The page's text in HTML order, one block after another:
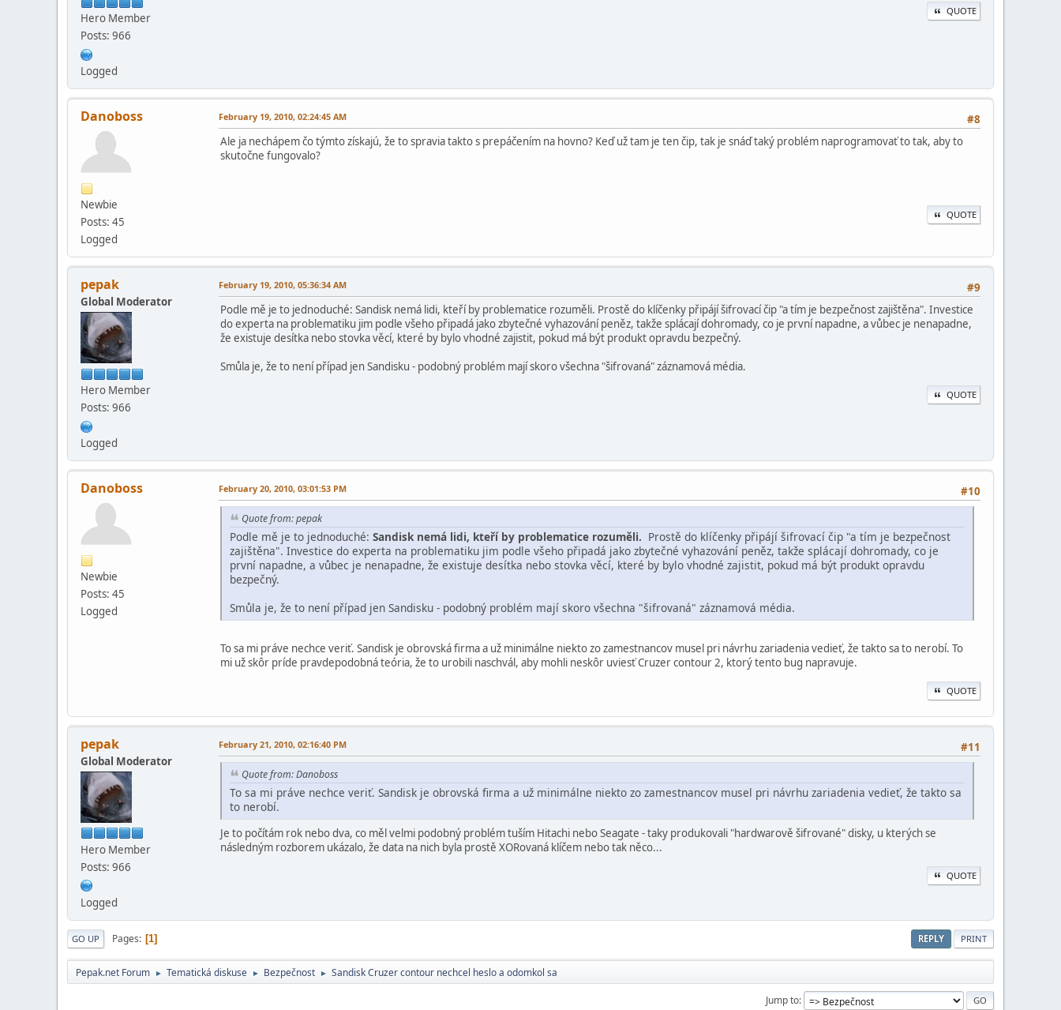
Hero Member
Posts: 966
Logged
QUOTE
Danoboss
Newbie
Posts: 45
Logged
#8
February 19, 2010, 02:24:45 AM
Ale ja nechápem čo týmto získajú, že to spravia takto s prepáčením na hovno? Keď už tam je ten čip, tak je snáď taký problém naprogramovať to tak, aby to
skutočne fungovalo?
QUOTE
pepak
Global Moderator
Hero Member
Posts: 966
Logged
#9
February 19, 2010, 05:36:34 AM
Podle mě je to jednoduché: Sandisk nemá lidi, kteří by problematice rozuměli. Prostě do klíčenky připájí šifrovací čip "a tím je bezpečnost zajištěna". Investice
do experta na problematiku jim podle všeho připadá jako zbytečné vyhazování peněz, takže splácají dohromady, co je první napadne, a vůbec je nenapadne,
že existuje desítka nebo stovka věcí, které by bylo vhodné zajistit, pokud má být produkt opravdu bezpečný.
Smůla je, že to není případ jen Sandisku - podobný problém mají skoro všechna "šifrovaná" záznamová média.
QUOTE
Danoboss
Newbie
Posts: 45
Logged
#10
February 20, 2010, 03:01:53 PM
Quote from: pepak
Podle mě je to jednoduché: Sandisk nemá lidi, kteří by problematice rozuměli. Prostě do klíčenky připájí šifrovací čip "a tím je bezpečnost
zajištěna". Investice do experta na problematiku jim podle všeho připadá jako zbytečné vyhazování peněz, takže splácají dohromady, co je
první napadne, a vůbec je nenapadne, že existuje desítka nebo stovka věcí, které by bylo vhodné zajistit, pokud má být produkt opravdu
bezpečný.
Smůla je, že to není případ jen Sandisku - podobný problém mají skoro všechna "šifrovaná" záznamová média.
To sa mi práve nechce veriť. Sandisk je obrovská firma a už minimálne niekto zo zamestnancov musel pri návrhu zariadenia vedieť, že takto sa to nerobí. To
mi už skôr príde pravdepodobná teória, že to urobili naschvál, aby mohli neskôr uviesť Cruzer contour 2, ktorý tento bug napravuje.
QUOTE
pepak
Global Moderator
Hero Member
Posts: 966
Logged
#11
February 21, 2010, 02:16:40 PM
Quote from: Danoboss
To sa mi práve nechce veriť. Sandisk je obrovská firma a už minimálne niekto zo zamestnancov musel pri návrhu zariadenia vedieť, že takto sa
to nerobí.
Je to počítám rok nebo dva, co měl velmi podobný problém tuším Hitachi nebo Seagate - taky produkovali "hardwarově šifrované" disky, u kterých se
následným rozborem ukázalo, že data na nich byla prostě XORovaná klíčem nebo tak něco...
QUOTE
REPLY PRINT
GO UP Pages 1
Pepak.net Forum ► Tematická diskuse ► Bezpečnost ► Sandisk Cruzer contour nechcel heslo a odomkol sa
Jump to